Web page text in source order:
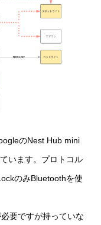
のNest Hub mini
います。プロトコル
のみBluetoothを使
要ですが持っていな